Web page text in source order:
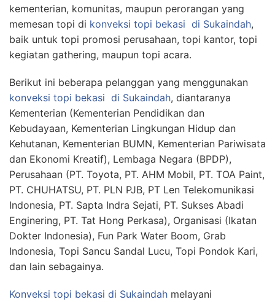
kementerian, komunitas, maupun perorangan yang
memesan topi di konveksi topi bekasi di Sukaindah,
baik untuk topi promosi perusahaan, topi kantor, topi
kegiatan gathering, maupun topi acara.
Berikut ini beberapa pelanggan yang menggunakan
konveksi topi bekasi di Sukaindah, diantaranya
Kementerian (Kementerian Pendidikan dan
Kebudayaan, Kementerian Lingkungan Hidup dan
Kehutanan, Kementerian BUMN, Kementerian Pariwisata
dan Ekonomi Kreatif), Lembaga Negara (BPDP),
Perusahaan (PT. Toyota, PT. AHM Mobil, PT. TOA Paint,
PT. CHUHATSU, PT. PLN PJB, PT Len Telekomunikasi
Indonesia, PT. Sapta Indra Sejati, PT. Sukses Abadi
Enginering, PT. Tat Hong Perkasa), Organisasi (Ikatan
Dokter Indonesia), Fun Park Water Boom, Grab
Indonesia, Topi Sancu Sandal Lucu, Topi Pondok Kari,
dan lain sebagainya.
Konveksi topi bekasi di Sukaindah melayani